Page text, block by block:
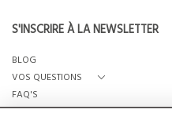
S'INSCRIRE À LA NEWSLETTER
BLOG
VOS QUESTIONS
FAQ'S
QUI SOMMES-NOUS?